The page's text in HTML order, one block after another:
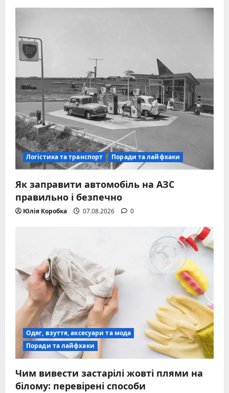
Логістика та транспорт Поради та лайфхаки
Як заправити автомобіль на АЗС
правильно і безпечно
Юлія Коробка 07.08.2026 0
Одяг, взуття, аксесуари та мода
Поради та лайфхаки
Чим вивести застарілі жовті плями на
білому: перевірені способи